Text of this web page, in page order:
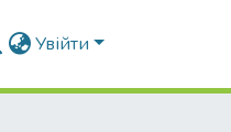
Увійти